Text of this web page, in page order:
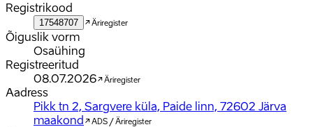
Registrikood
17548707 Äriregister
Õiguslik vorm
Osaühing
Registreeritud
08.07.2026
Äriregister
Aadress
Pikk tn 2, Sargvere küla, Paide linn, 72602 Järva
maakond
ADS / Äriregister